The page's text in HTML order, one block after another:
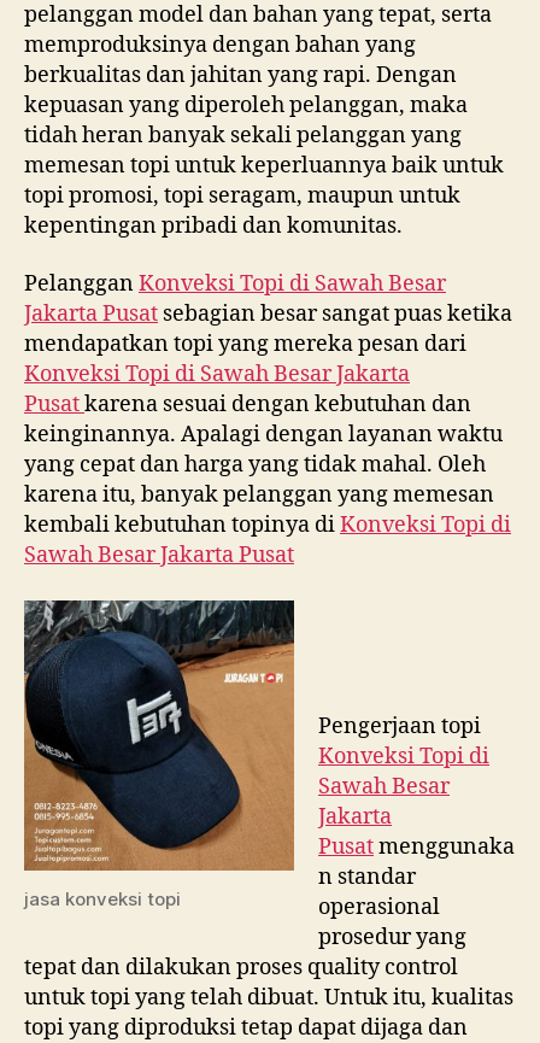
pelanggan model dan bahan yang tepat, serta
memproduksinya dengan bahan yang
berkualitas dan jahitan yang rapi. Dengan
kepuasan yang diperoleh pelanggan, maka
tidah heran banyak sekali pelanggan yang
memesan topi untuk keperluannya baik untuk
topi promosi, topi seragam, maupun untuk
kepentingan pribadi dan komunitas.
PelangganKonveksi Topi di Sawah Besar
Jakarta Pusat sebagian besar sangat puas ketika
mendapatkan topi yang mereka pesan dari
Konveksi Topi di Sawah Besar Jakarta
Pusatkarena sesuai dengan kebutuhan dan
keinginannya. Apalagi dengan layanan waktu
yang cepat dan harga yang tidak mahal. Oleh
karena itu, banyak pelanggan yang memesan
kembali kebutuhan topinya diKonveksi Topi di
Sawah Besar Jakarta Pusat
jasa konveksi topi
Pengerjaan topi
Konveksi Topi di
Sawah Besar
Jakarta
Pusatmenggunaka
n standar
operasional
prosedur yang
tepat dan dilakukan proses quality control
untuk topi yang telah dibuat. Untuk itu, kualitas
topi yang diproduksi tetap dapat dijaga dan